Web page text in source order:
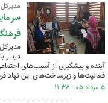
دیدار
آینده و پیشگیری از آسیب‌های
فعالیت‌ها و زیرساخت‌های این نهاد
۵ مرداد ۰۵ - ۱۱:۳۸